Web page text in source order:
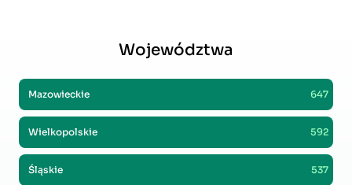
Województwa
Mazowieckie 647
Wielkopolskie 592
Śląskie 537